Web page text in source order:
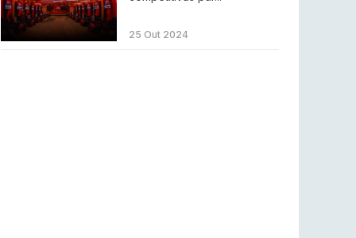
MOUZ surpreende Spirit para vencer BLAST
Bounty
25 Out 2024